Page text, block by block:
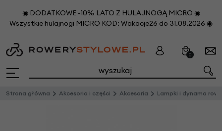
◉ DODATKOWE -10% LATO Z HULAJNOGĄ MICRO ◉
Wszystkie hulajnogi MICRO KOD: Wakacje26 do 31.08.2026 ◉
0
Strona główna Akcesoria i części Akcesoria Lampki i dynama